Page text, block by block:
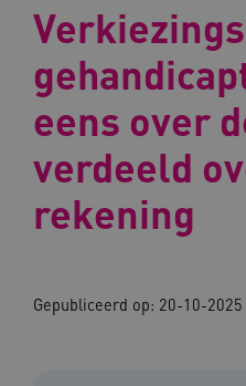
eens over
verdeeld
rekening
Gepubliceerd op: 20-10-2025